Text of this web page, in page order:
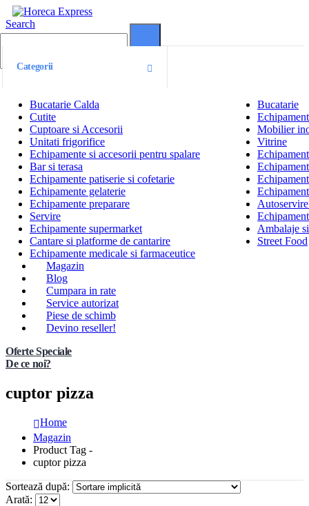
Search
Categorii
Bucatarie Calda
Bucatarie
Cutite
Cuptoare si Accesorii
Mobilier
Unitati frigorifice
Vitrine
Echipamente si accesorii pentru spalare
Bar si terasa
Echipamente patiserie si cofetarie
Echipamente gelaterie
Echipamente preparare
Servire
Echipamente supermarket
Ambalaje
Cantare si platforme de cantarire
Street Food
Echipamente medicale si farmaceutice
Magazin
Blog
Cumpara in rate
Service autorizat
Piese de schimb
Devino reseller!
Oferte Speciale
De ce noi?
cuptor pizza
Home
Magazin
Product Tag -
cuptor pizza
Sortează după:
Arată: